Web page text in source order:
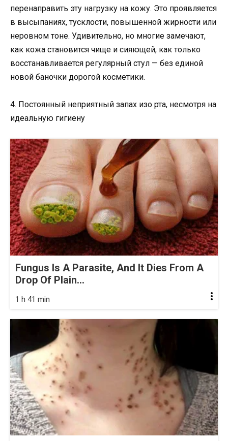
перенаправить эту нагрузку на кожу. Это проявляется
в высыпаниях, тусклости, повышенной жирности или
неровном тоне. Удивительно, но многие замечают,
как кожа становится чище и сияющей, как только
восстанавливается регулярный стул — без единой
новой баночки дорогой косметики.
4. Постоянный неприятный запах изо рта, несмотря на
идеальную гигиену
Fungus Is A Parasite, And It Dies From A
Drop Of Plain...
1 h 41 min